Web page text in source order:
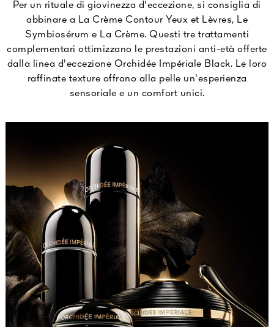
Per un rituale di giovinezza d'eccezione, si consiglia di
abbinare a La Crème Contour Yeux et Lèvres, Le
Symbiosérum e La Crème. Questi tre trattamenti
complementari ottimizzano le prestazioni anti-età offerte
dalla linea d'eccezione Orchidée Impériale Black. Le loro
raffinate texture offrono alla pelle un'esperienza
sensoriale e un comfort unici.